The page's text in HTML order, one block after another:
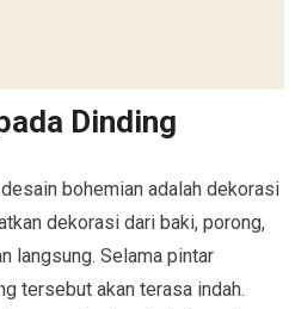
Dinding
bohemian adalah dekorasi
dekorasi dari baki, porong,
langsung. Selama pintar
tersebut akan terasa indah.